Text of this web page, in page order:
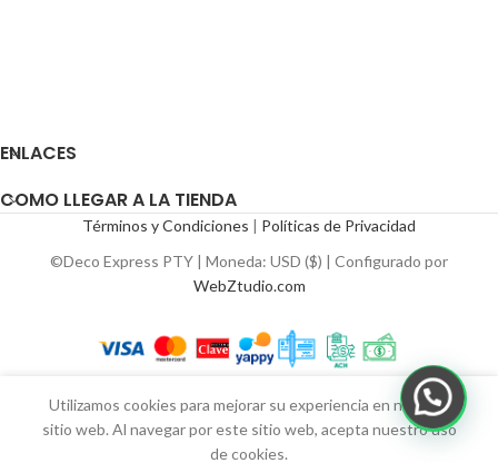
ENLACES
COMO LLEGAR A LA TIENDA
Términos y Condiciones | Políticas de Privacidad
©Deco Express PTY | Moneda: USD ($) | Configurado por
WebZtudio.com
Utilizamos cookies para mejorar su experiencia en nuestro
sitio web. Al navegar por este sitio web, acepta nuestro uso
de cookies.